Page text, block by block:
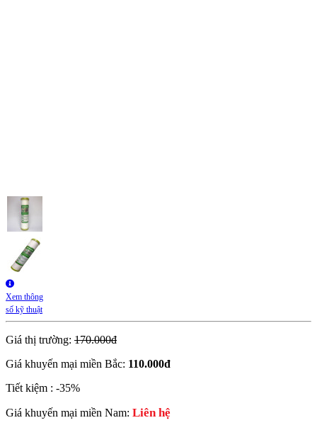
Xem thông
số kỹ thuật
Giá thị trường: 170.000đ
Giá khuyến mại miền Bắc: 110.000đ
Tiết kiệm : -35%
Giá khuyến mại miền Nam: Liên hệ